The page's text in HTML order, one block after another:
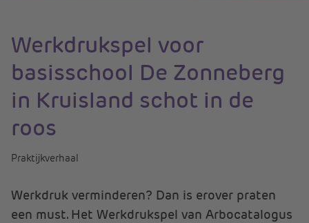
Werkdrukspel voor
basisschool De Zonneberg
in Kruisland schot in de
roos
Praktijkverhaal
Werkdruk verminderen? Dan is erover praten
een must. Het Werkdrukspel van Arbocatalogus